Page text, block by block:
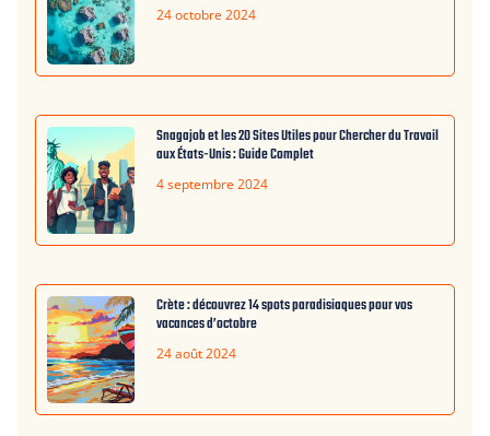
24 octobre 2024
Snagajob et les 20 Sites Utiles pour Chercher du Travail
aux États-Unis : Guide Complet
4 septembre 2024
Crète : découvrez 14 spots paradisiaques pour vos
vacances d’octobre
24 août 2024